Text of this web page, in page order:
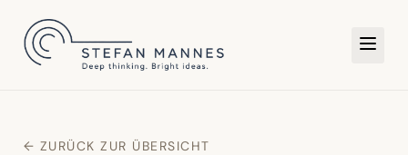
← ZURÜCK ZUR ÜBERSICHT